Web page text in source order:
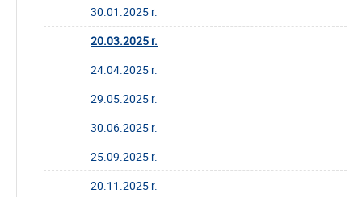
30.01.2025 r.
20.03.2025 r.
24.04.2025 r.
29.05.2025 r.
30.06.2025 r.
25.09.2025 r.
20.11.2025 r.